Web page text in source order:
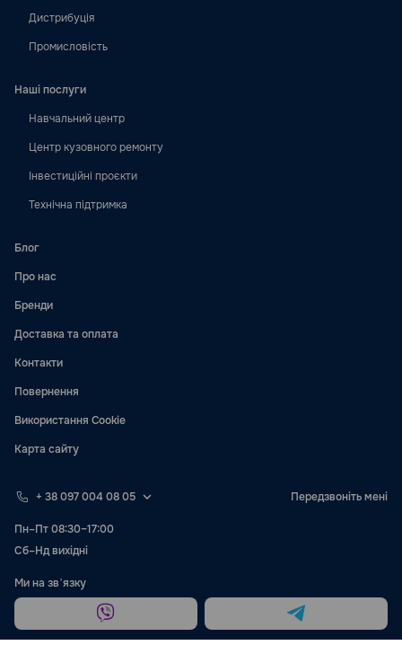
Дистрибуція
Промисловість
Наші послуги
Навчальний центр
Центр кузовного ремонту
Інвестиційні проєкти
Технічна підтримка
Блог
Про нас
Бренди
Доставка та оплата
Контакти
Повернення
Використання Cookie
Карта сайту
+ 38 097 004 08 05 Передзвоніть мені
Пн–Пт 08:30–17:00
Сб–Нд вихідні
Ми на звʼязку